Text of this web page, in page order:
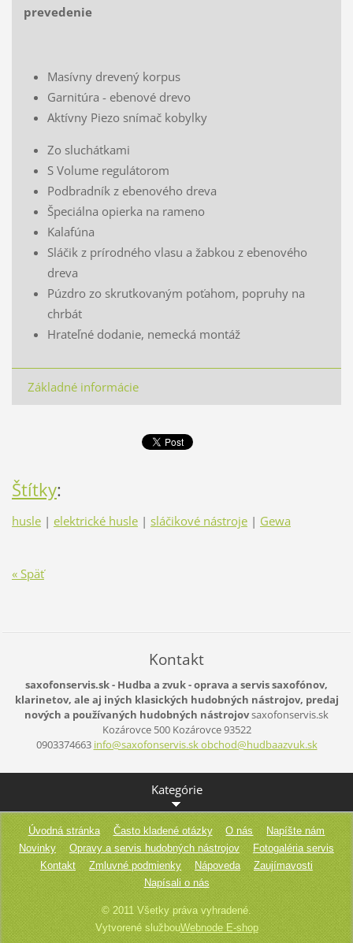
prevedenie
Masívny drevený korpus
Garnitúra - ebenové drevo
Aktívny Piezo snímač kobylky
Zo sluchátkami
S Volume regulátorom
Podbradník z ebenového dreva
Špeciálna opierka na rameno
Kalafúna
Sláčik z prírodného vlasu a žabkou z ebenového
dreva
Púzdro zo skrutkovaným poťahom, popruhy na
chrbát
Hrateľné dodanie, nemecká montáž
Základné informácie
Štítky:
husle | elektrické husle | sláčikové nástroje | Gewa
« Späť
Kontakt
saxofonservis.sk - Hudba a zvuk - oprava a servis saxofónov,
klarinetov, ale aj iných klasických hudobných nástrojov, predaj
nových a používaných hudobných nástrojovsaxofonservis.sk
Kozárovce 500Kozárovce93522
0903374663 info@saxofonservis.sk obchod@hudbaazvuk.sk
Kategórie
Úvodná stránka Často kladené otázky O nás
Napíšte nám
Novinky
Opravy a servis hudobných nástrojov
Fotogaléria servis
Kontakt
Zmluvné podmienky Nápoveda
Zaujímavosti
Napísali o nás
© 2011 Všetky práva vyhradené.
Vytvorené službouWebnode E-shop